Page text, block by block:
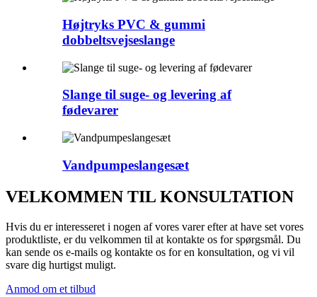
Højtryks PVC & gummi
dobbeltsvejseslange
Slange til suge- og levering af
fødevarer
Vandpumpeslangesæt
VELKOMMEN TIL KONSULTATION
Hvis du er interesseret i nogen af ​​vores varer efter at have set vores
produktliste, er du velkommen til at kontakte os for spørgsmål. Du
kan sende os e-mails og kontakte os for en konsultation, og vi vil
svare dig hurtigst muligt.
Anmod om et tilbud